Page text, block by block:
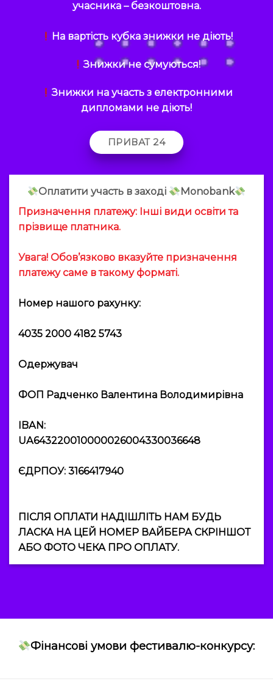
учасника – безкоштовна.
На вартість кубка знижки не діють!
Знижки не сумуються!
Знижки на участь з електронними
дипломами не діють!
ПРИВАТ 24
Оплатити участь в заході
Мonobank
Призначення платежу: Інші види освіти та
прізвище платника.
Увага! Обов’язково вказуйте призначення
платежу саме в такому форматі.
Номер нашого рахунку:
4035 2000 4182 5743
Одержувач
ФОП Радченко Валентина Володимирівна
IBAN:
UA643220010000026004330036648
ЄДРПОУ: 3166417940
ПІСЛЯ ОПЛАТИ НАДІШЛІТЬ НАМ БУДЬ
ЛАСКА НА ЦЕЙ НОМЕР ВАЙБЕРА СКРІНШОТ
АБО ФОТО ЧЕКА ПРО ОПЛАТУ.
Фінансові умови фестивалю-конкурсу: